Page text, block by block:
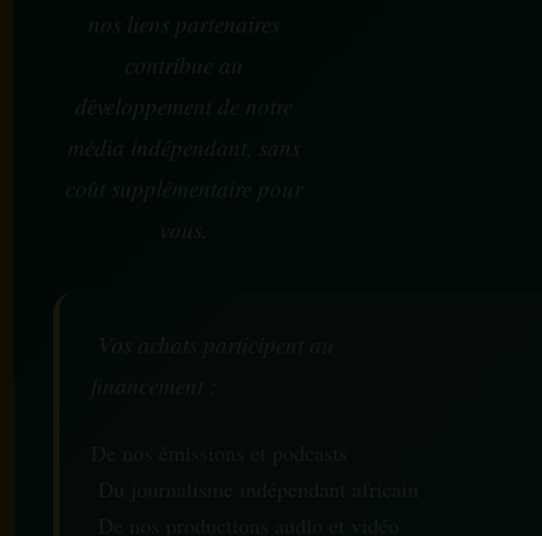
nos liens partenaires
contribue au
développement de notre
média indépendant, sans
coût supplémentaire pour
vous.